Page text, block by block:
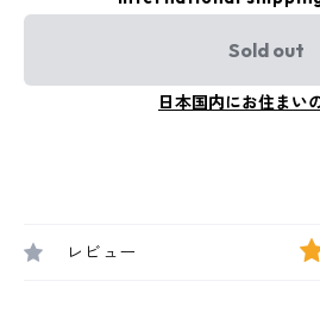
Sold out
日本国内にお住まい
レビュー